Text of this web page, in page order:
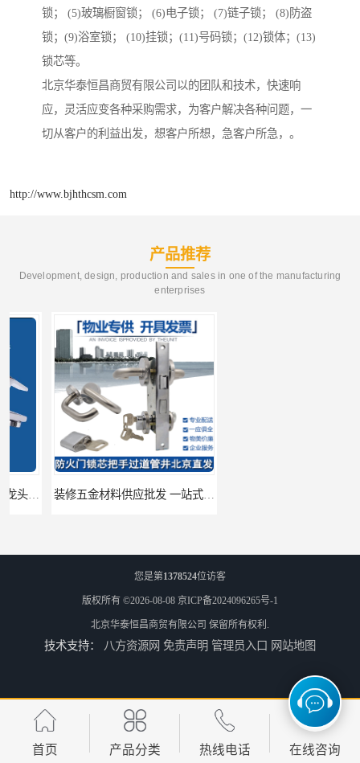
锁； (5)玻璃橱窗锁； (6)电子锁； (7)链子锁； (8)防盗
锁；(9)浴室锁； (10)挂锁；(11)号码锁；(12)锁体；(13)
锁芯等。
北京华泰恒昌商贸有限公司以的团队和技术，快速响
应，灵活应变各种采购需求，为客户解决各种问题，一
切从客户的利益出发，想客户所想，急客户所急，。
http://www.bjhthcsm.com
产品推荐
Development, design, production and sales in one of the manufacturing
enterprises
装修五金材料供应批发 一站式供应
建筑五金材料供应配送 一站式五金材料供应商 脸盆冷热水龙头批发商 水龙头冷热洗脸盆池 全城配送
您是第1378524位访客
版权所有 ©2026-08-08 京ICP备2024096265号-1
北京华泰恒昌商贸有限公司 保留所有权利.
技术支持： 八方资源网 免责声明 管理员入口 网站地图
首页 产品分类 热线电话 在线咨询